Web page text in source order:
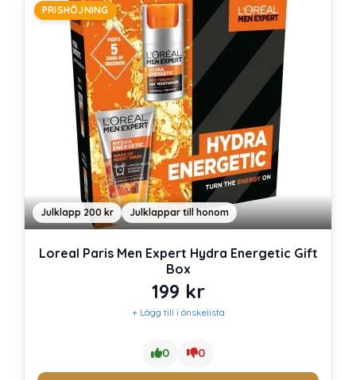
PRISHÖJNING
Julklapp 200 kr Julklappar till honom
Loreal Paris Men Expert Hydra Energetic Gift
Box
199 kr
+ Lägg till i önskelista
0 0